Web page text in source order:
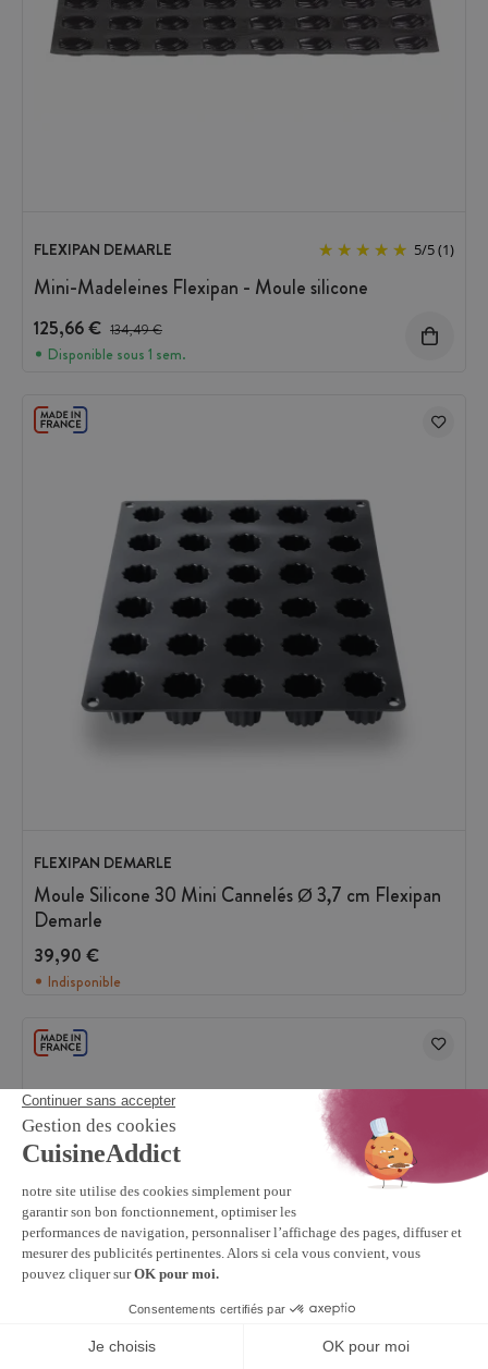
FLEXIPAN DEMARLE 5/5(1)
Mini-Madeleines Flexipan - Moule silicone
125,66 € Prix avant réduction :
134,49 €
Disponible sous 1 sem.
FLEXIPAN DEMARLE
Moule Silicone 30 Mini Cannelés Ø 3,7 cm Flexipan
Demarle
39,90 €
Indisponible